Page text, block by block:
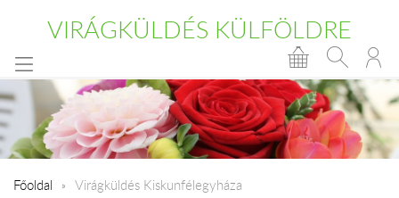
VIRÁGKÜLDÉS KÜLFÖLDRE
Főoldal Virágküldés Kiskunfélegyháza